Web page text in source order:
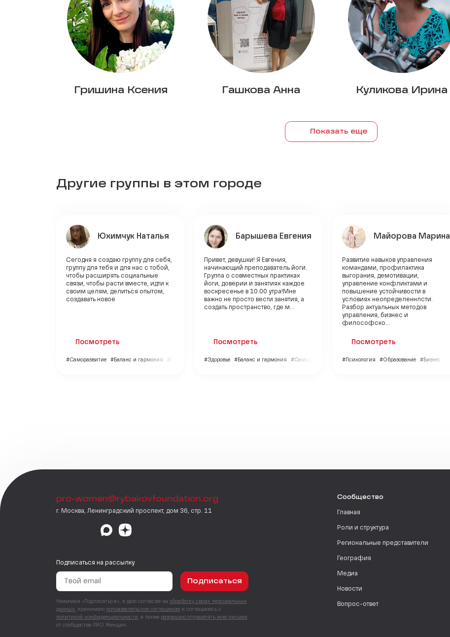
Гришина Ксения Гашкова Анна Куликова Ирина
Показать еще
Другие группы в этом городе
Юхимчук Наталья
Сегодня я создаю группу для себя,
группу для тебя и для нас с тобой,
чтобы расширять социальные
связи, чтобы расти вместе, идти к
своим целям, делиться опытом,
создавать новое
Посмотреть
#Саморазвитие #Баланс и гармония #Личный бренд
Барышева Евгения
Привет, девушки! Я Евгения,
начинающий преподаватель йоги.
Группа о совместных практиках
йоги, доверии и занятиях каждое
воскресенье в 10.00 утра!Мне
важно не просто вести занятия, а
создать пространство, где м...
Посмотреть
#Здоровье #Баланс и гармония #Саморазвитие
Майорова Марина
Развитие навыков управления
командами, профилактика
выгорания, демотивации,
управление конфликтами и
повышение устойчивости в
условиях неопределеннлсти.
Разбор актуальных методов
управления, бизнес и
философско...
Посмотреть
#Психология #Образование #Бизнес
pro-women@rybakovfoundation.org
г. Москва, Ленинградский проспект, дом 36, стр. 11
Подписаться на рассылку
Подписаться
Нажимая «Подписаться», я даю согласие на обработку своих персональных
данных , принимаю пользовательское соглашение и соглашаюсь с
политикой конфиденциальности , а также разрешаю отправлять мне письма
от сообщества PRO Женщин.
Сообщество
Главная
Роли и структура
Региональные представители
География
Медиа
Новости
Вопрос-ответ